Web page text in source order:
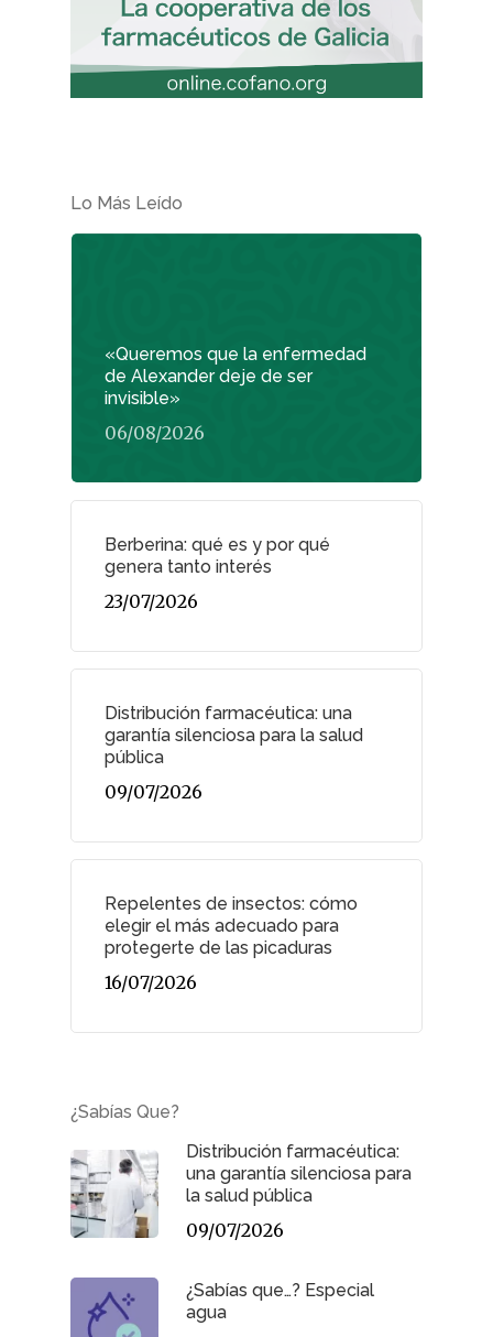
Lo Más Leído
«Queremos que la enfermedad
de Alexander deje de ser
invisible»
06/08/2026
Berberina: qué es y por qué
genera tanto interés
23/07/2026
Distribución farmacéutica: una
garantía silenciosa para la salud
pública
09/07/2026
Repelentes de insectos: cómo
elegir el más adecuado para
protegerte de las picaduras
16/07/2026
¿Sabías Que?
Distribución farmacéutica:
una garantía silenciosa para
la salud pública
09/07/2026
¿Sabías que…? Especial
agua